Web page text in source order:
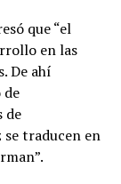
que “el
en las
De ahí
de
se traducen en